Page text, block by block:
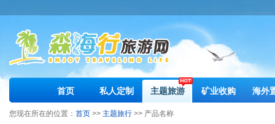
首页 私人定制 主题旅游 矿业收购 海外
您现在所在的位置： 首页 >> 主题旅行 >> 产品名称